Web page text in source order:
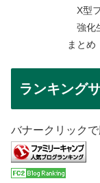
X型
強化
まとめ
ランキング
バナークリック